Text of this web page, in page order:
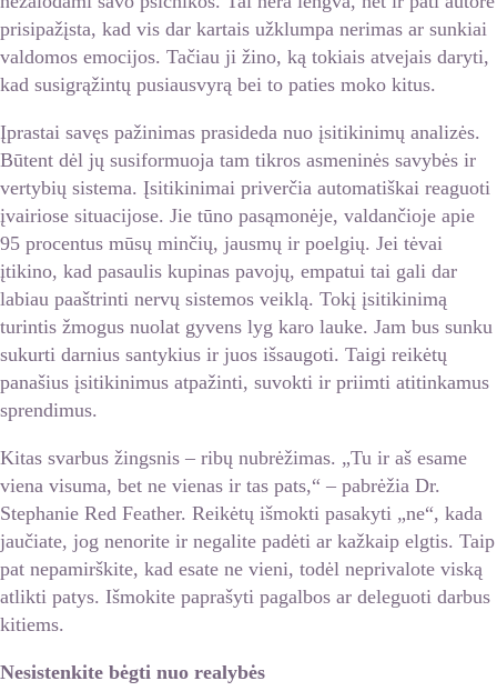
prisipažįsta, kad vis dar kartais užklumpa nerimas ar sunkiai
valdomos emocijos. Tačiau ji žino, ką tokiais atvejais daryti,
kad susigrąžintų pusiausvyrą bei to paties moko kitus.
Įprastai savęs pažinimas prasideda nuo įsitikinimų analizės.
Būtent dėl jų susiformuoja tam tikros asmeninės savybės ir
vertybių sistema. Įsitikinimai priverčia automatiškai reaguoti
įvairiose situacijose. Jie tūno pasąmonėje, valdančioje apie
95 procentus mūsų minčių, jausmų ir poelgių. Jei tėvai
įtikino, kad pasaulis kupinas pavojų, empatui tai gali dar
labiau paaštrinti nervų sistemos veiklą. Tokį įsitikinimą
turintis žmogus nuolat gyvens lyg karo lauke. Jam bus sunku
sukurti darnius santykius ir juos išsaugoti. Taigi reikėtų
panašius įsitikinimus atpažinti, suvokti ir priimti atitinkamus
sprendimus.
Kitas svarbus žingsnis – ribų nubrėžimas. „Tu ir aš esame
viena visuma, bet ne vienas ir tas pats,“ – pabrėžia Dr.
Stephanie Red Feather. Reikėtų išmokti pasakyti „ne“, kada
jaučiate, jog nenorite ir negalite padėti ar kažkaip elgtis. Taip
pat nepamirškite, kad esate ne vieni, todėl neprivalote viską
atlikti patys. Išmokite paprašyti pagalbos ar deleguoti darbus
kitiems.
Nesistenkite bėgti nuo realybės